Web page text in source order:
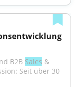
B2B Sales &
Seit über 30